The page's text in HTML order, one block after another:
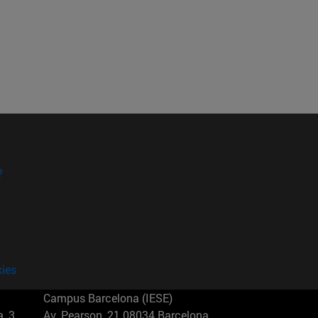
3
Campus Barcelona (IESE)
Av. Pearson, 21 08034 Barcelona